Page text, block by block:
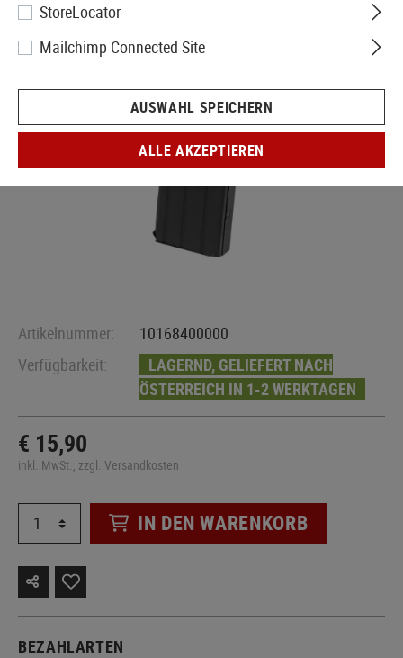
Artikelnummer:
10168400000
Verfügbarkeit:
LAGERND, GELIEFERT NACH
ÖSTERREICH IN 1-2 WERKTAGEN
€ 15,90
inkl. MwSt., zzgl. Versandkosten
IN DEN WARENKORB
BEZAHLARTEN
StoreLocator
Mailchimp Connected Site
AUSWAHL SPEICHERN
ALLE AKZEPTIEREN